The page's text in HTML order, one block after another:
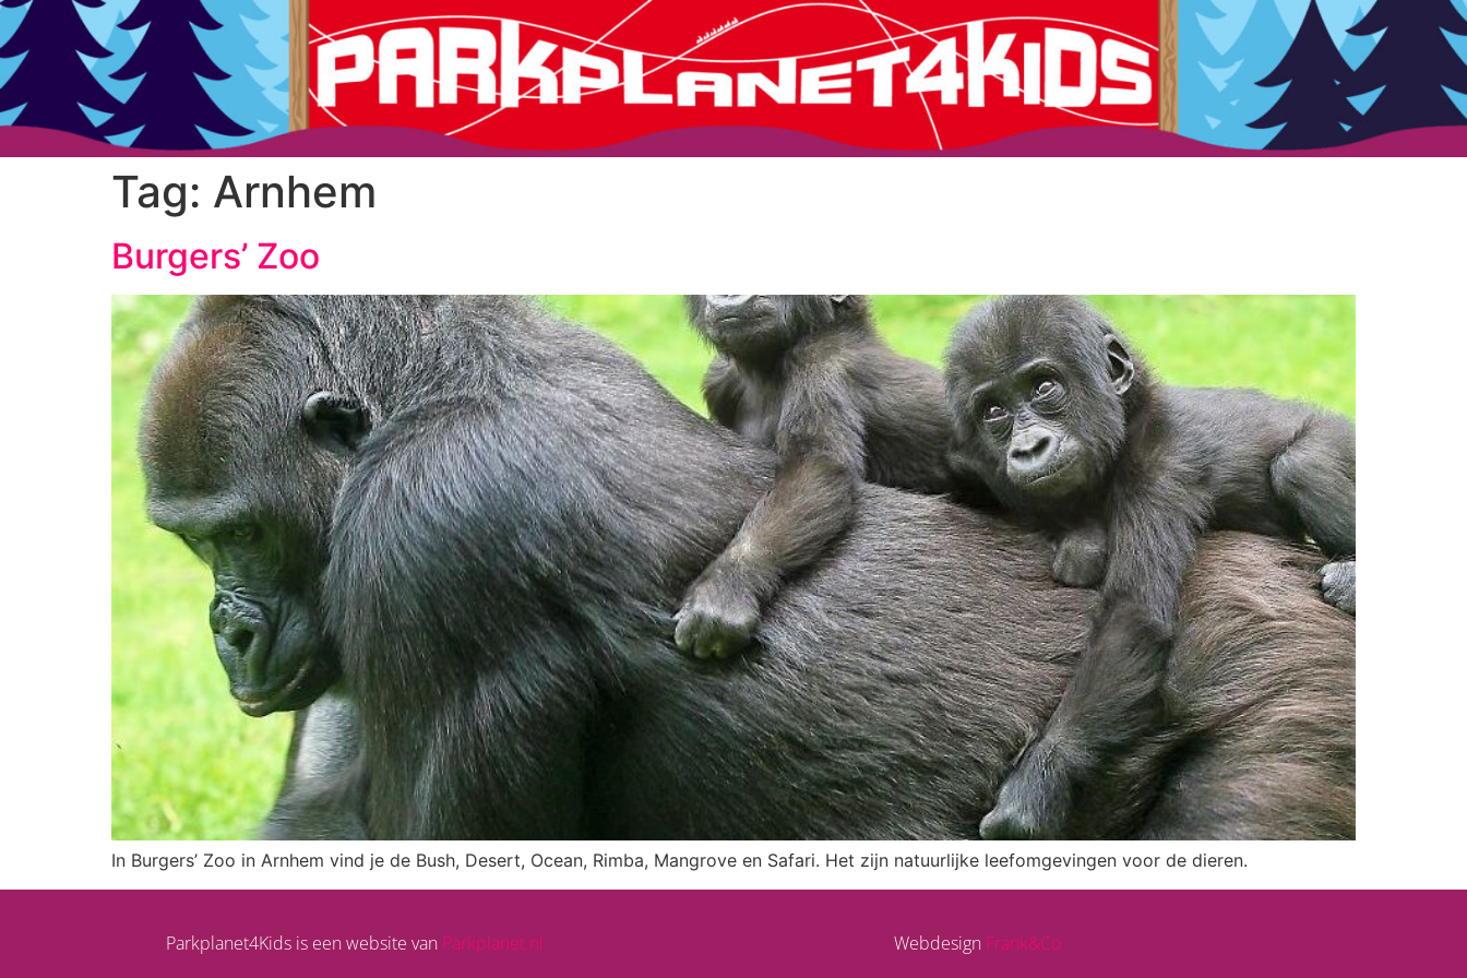
Tag: Arnhem
Burgers’ Zoo
In Burgers’ Zoo in Arnhem vind je de Bush, Desert, Ocean, Rimba, Mangrove en Safari. Het zijn natuurlijke leefomgevingen voor de dieren.
Parkplanet4Kids is een website van Parkplanet.nl Webdesign Frank&Co